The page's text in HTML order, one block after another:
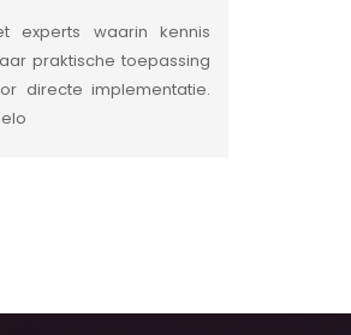
experts waarin kennis
praktische toepassing
directe implementatie.